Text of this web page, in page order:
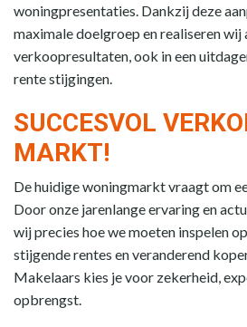
woningpresentaties. Dankzij deze
maximale doelgroep en realiseren
verkoopresultaten, ook in een
rente stijgingen.
SUCCESVOL
MARKT!
De huidige woningmarkt vraagt om
Door onze jarenlange ervaring en
wij precies hoe we moeten inspelen
stijgende rentes en veranderend
Makelaars kies je voor zekerheid,
opbrengst.